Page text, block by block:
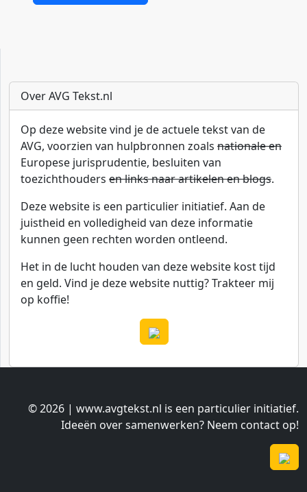
Over AVG Tekst.nl
Op deze website vind je de actuele tekst van de
AVG, voorzien van hulpbronnen zoals nationale en
Europese jurisprudentie, besluiten van
toezichthouders en links naar artikelen en blogs.
Deze website is een particulier initiatief. Aan de
juistheid en volledigheid van deze informatie
kunnen geen rechten worden ontleend.
Het in de lucht houden van deze website kost tijd
en geld. Vind je deze website nuttig? Trakteer mij
op koffie!
© 2026 | www.avgtekst.nl is een particulier initiatief.
Ideeën over samenwerken? Neem contact op!